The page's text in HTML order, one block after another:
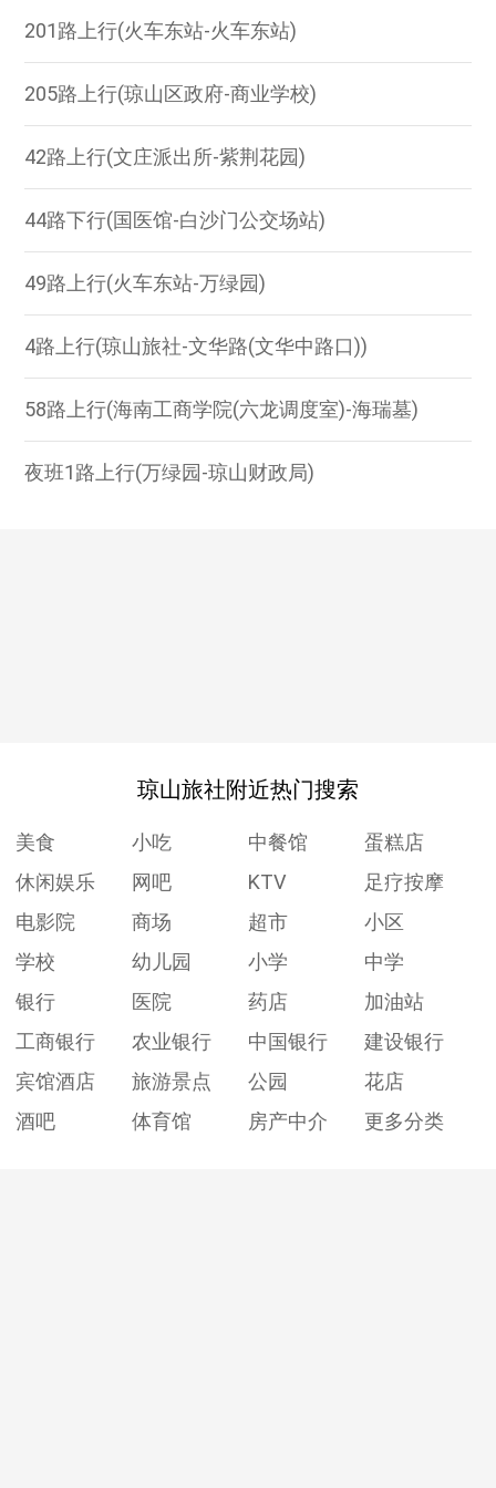
201路上行(火车东站-火车东站)
205路上行(琼山区政府-商业学校)
42路上行(文庄派出所-紫荆花园)
44路下行(国医馆-白沙门公交场站)
49路上行(火车东站-万绿园)
4路上行(琼山旅社-文华路(文华中路口))
58路上行(海南工商学院(六龙调度室)-海瑞墓)
夜班1路上行(万绿园-琼山财政局)
琼山旅社附近热门搜索
美食 小吃 中餐馆
蛋糕店
休闲娱乐
网吧 KTV
足疗按摩
电影院
商场 超市
小区
学校
幼儿园 小学
中学
银行
医院 药店
加油站
工商银行
农业银行 中国银行
建设银行
宾馆酒店
旅游景点 公园
花店
酒吧
体育馆 房产中介 更多分类